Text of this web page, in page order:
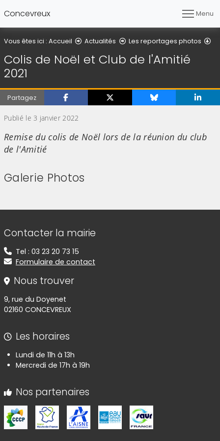
Concevreux Menu
Vous êtes ici : Accueil Actualités Les reportages photos
Colis de Noël et Club de l'Amitié
2021
Partagez
Publié le 3 janvier 2022
Remise du colis de Noël lors de la réunion du club
de l'Amitié
Galerie Photos
Informations de contact
Contacter la mairie
Tel : 03 23 20 73 15
Formulaire de contact
Nous trouver
9, rue du Doyenet
02160 CONCEVREUX
Les horaires
Lundi de 11h à 13h
Mercredi de 17h à 19h
Nos partenaires